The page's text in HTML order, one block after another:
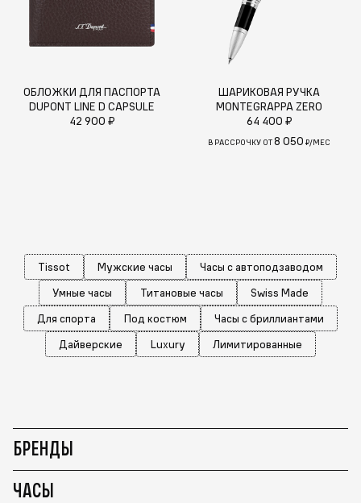
ОБЛОЖКИ ДЛЯ ПАСПОРТА
DUPONT LINE D CAPSULE
42 900 ₽
ШАРИКОВАЯ РУЧКА
MONTEGRAPPA ZERO
64 400 ₽
В РАССРОЧКУ ОТ8 050 ₽/МЕС
Tissot Мужские часы
Часы с автоподзаводом
Умные часы
Титановые часы
Swiss Made
Для спорта
Под костюм
Часы с бриллиантами
Дайверские
Luxury Лимитированные
БРЕНДЫ
ЧАСЫ